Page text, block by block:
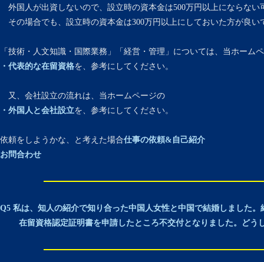
外国人が出資しないので、設立時の資本金は500万円以上にならない
その場合でも、設立時の資本金は300万円以上にしておいた方が良い
「技術・人文知識・国際業務」「経営・管理」については、当ホーム
・代表的な在留資格を、参考にしてください。
又、会社設立の流れは、当ホームページの
・外国人と会社設立を、参考にしてください。
依頼をしようかな、と考えた場合仕事の依頼&自己紹介
お問合わせ
Q5 私は、知人の紹介で知り合った中国人女性と中国で結婚しました
在留資格認定証明書を申請したところ不交付となりました。どう